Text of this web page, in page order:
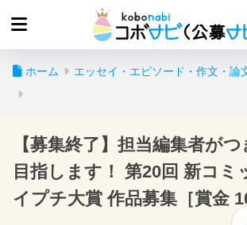
ホーム エッセイ・エピソード・作文・論
【募集終了】担当編集者が
目指します！ 第20回 新コミ
イプチ大賞 作品募集［賞金